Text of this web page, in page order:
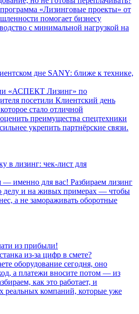
«Лизинговые проекты» от
помогает бизнесу
с минимальной нагрузкой на
дне SANY: ближе к технике,
«АСПЕКТ Лизинг» по
посетили Клиентский день
стало отличной
преимущества спецтехники
укрепить партнёрские связи.
в лизинг: чек‑лист для
— именно для вас! Разбираем лизинг
делу и на живых примерах — чтобы
а не замораживать оборотные
из прибыли!
из‑за цифр в смете?
оборудование сегодня, оно
а платежи вносите потом — из
как это работает, и
реальных компаний, которые уже